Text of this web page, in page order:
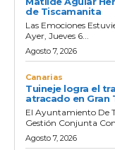
de Tiscamanita
Las Emociones
Ayer, Jueves 6...
Agosto 7, 2026
Canarias
Tuineje logra el
atracado en Gran
El Ayuntamiento De
Gestión Conjunta Con
Agosto 7, 2026